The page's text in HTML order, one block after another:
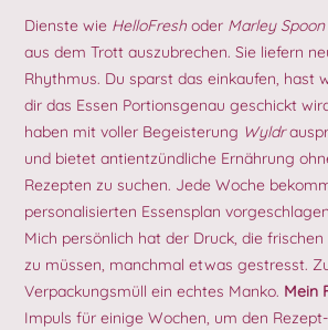
Dienste wie HelloFresh oder Marley Spoon
aus dem Trott auszubrechen. Sie liefern
Rhythmus. Du sparst das einkaufen, hast
dir das Essen Portionsgenau geschickt
haben mit voller Begeisterung Wyldr
und bietet antientzündliche Ernährung
Rezepten zu suchen. Jede Woche
personalisierten Essensplan
Mich persönlich hat der Druck, die
zu müssen, manchmal etwas gestresst.
Verpackungsmüll ein echtes Manko. Mein
Impuls für einige Wochen, um den